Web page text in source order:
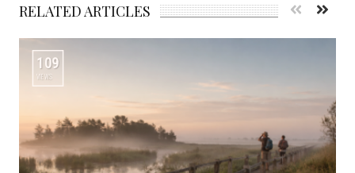
RELATED ARTICLES
109
VIEWS